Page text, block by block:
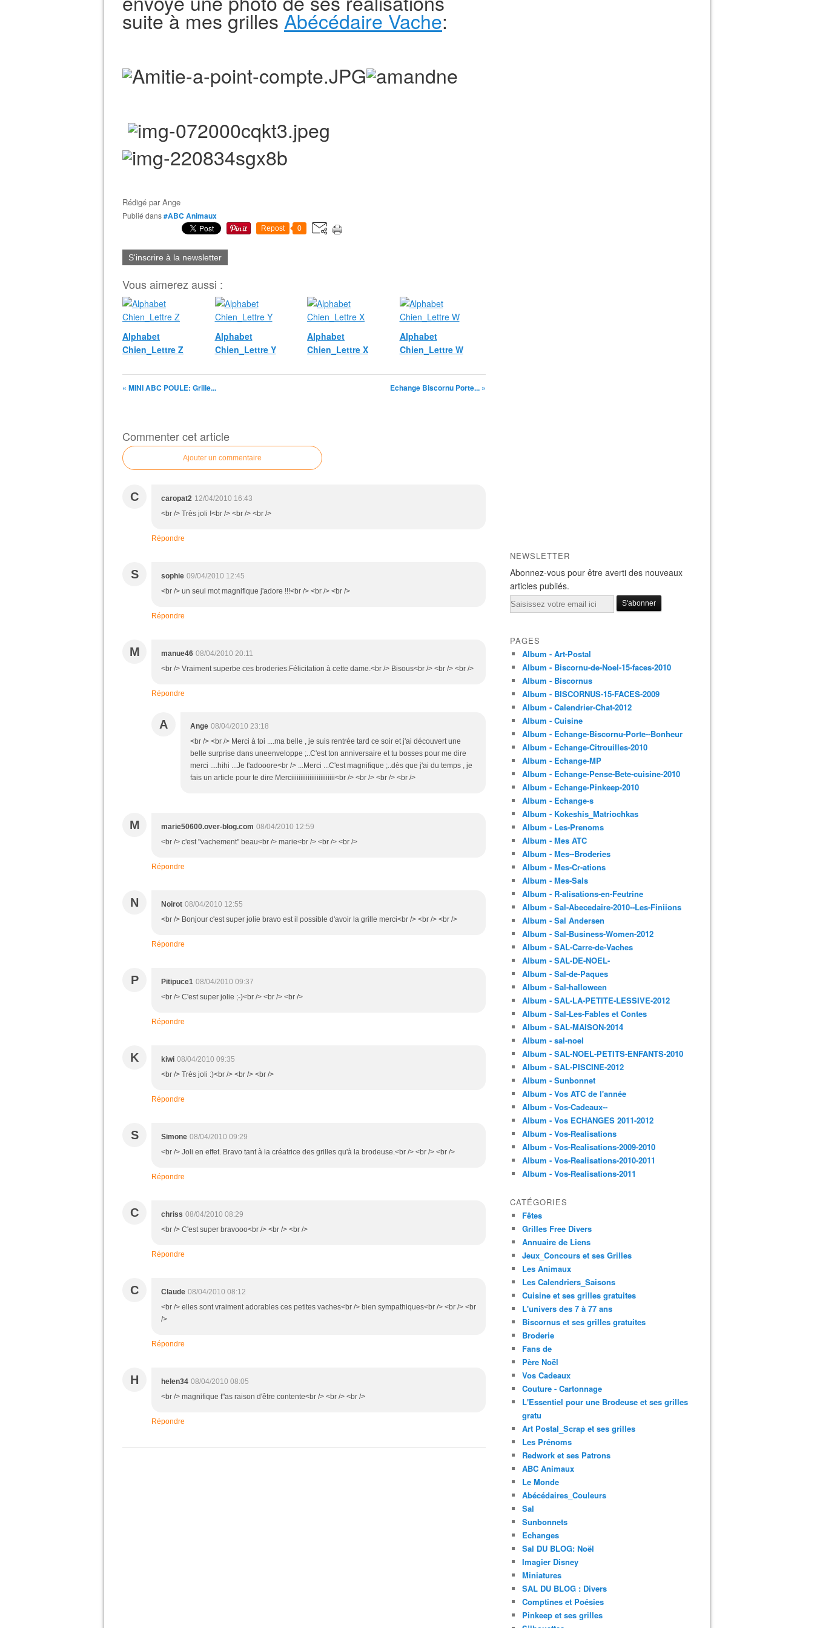
suite à mes grilles Abécédaire Vache:
Rédigé parAnge
Publié dans#ABC Animaux
Repost 0
S'inscrire à la newsletter
Vous aimerez aussi :
Alphabet
Chien_Lettre Z
Alphabet
Chien_Lettre Y
Alphabet
Chien_Lettre X
Alphabet
Chien_Lettre W
« MINI ABC POULE: Grille... Echange Biscornu Porte... »
Commenter cet article
Ajouter un commentaire
C caropat2 12/04/2010 16:43
<br /> Très joli !<br /> <br /> <br />
Répondre
S sophie 09/04/2010 12:45
<br /> un seul mot magnifique j'adore !!!<br /> <br /> <br />
Répondre
M manue46 08/04/2010 20:11
<br /> Vraiment superbe ces broderies.Félicitation à cette dame.<br /> Bisous<br /> <br /> <br />
Répondre
A Ange 08/04/2010 23:18
<br /> <br /> Merci à toi ....ma belle , je suis rentrée tard ce soir et j'ai découvert une
belle surprise dans uneenveloppe ;..C'est ton anniversaire et tu bosses pour me dire
merci ....hihi ...Je t'adooore<br /> ...Merci ...C'est magnifique ;..dès que j'ai du temps , je
fais un article pour te dire Merciiiiiiiiiiiiiiiiiiiiiiii<br /> <br /> <br /> <br />
M marie50600.over-blog.com 08/04/2010 12:59
<br /> c'est "vachement" beau<br /> marie<br /> <br /> <br />
Répondre
N Noirot 08/04/2010 12:55
<br /> Bonjour c'est super jolie bravo est il possible d'avoir la grille merci<br /> <br /> <br />
Répondre
P Pitipuce1 08/04/2010 09:37
<br /> C'est super jolie ;-)<br /> <br /> <br />
Répondre
K kiwi 08/04/2010 09:35
<br /> Très joli :)<br /> <br /> <br />
Répondre
S Simone 08/04/2010 09:29
<br /> Joli en effet. Bravo tant à la créatrice des grilles qu'à la brodeuse.<br /> <br /> <br />
Répondre
C chriss 08/04/2010 08:29
<br /> C'est super bravooo<br /> <br /> <br />
Répondre
C Claude 08/04/2010 08:12
<br /> elles sont vraiment adorables ces petites vaches<br /> bien sympathiques<br /> <br /> <br
/>
Répondre
H helen34 08/04/2010 08:05
<br /> magnifique t"as raison d'être contente<br /> <br /> <br />
Répondre
NEWSLETTER
Abonnez-vous pour être averti des nouveaux
articles publiés.
Email
PAGES
Album - Art-Postal
Album - Biscornu-de-Noel-15-faces-2010
Album - Biscornus
Album - BISCORNUS-15-FACES-2009
Album - Calendrier-Chat-2012
Album - Cuisine
Album - Echange-Biscornu-Porte--Bonheur
Album - Echange-Citrouilles-2010
Album - Echange-MP
Album - Echange-Pense-Bete-cuisine-2010
Album - Echange-Pinkeep-2010
Album - Echange-s
Album - Kokeshis_Matriochkas
Album - Les-Prenoms
Album - Mes ATC
Album - Mes--Broderies
Album - Mes-Cr-ations
Album - Mes-Sals
Album - R-alisations-en-Feutrine
Album - Sal-Abecedaire-2010--Les-Finiions
Album - Sal Andersen
Album - Sal-Business-Women-2012
Album - SAL-Carre-de-Vaches
Album - SAL-DE-NOEL-
Album - Sal-de-Paques
Album - Sal-halloween
Album - SAL-LA-PETITE-LESSIVE-2012
Album - Sal-Les-Fables et Contes
Album - SAL-MAISON-2014
Album - sal-noel
Album - SAL-NOEL-PETITS-ENFANTS-2010
Album - SAL-PISCINE-2012
Album - Sunbonnet
Album - Vos ATC de l'année
Album - Vos-Cadeaux--
Album - Vos ECHANGES 2011-2012
Album - Vos-Realisations
Album - Vos-Realisations-2009-2010
Album - Vos-Realisations-2010-2011
Album - Vos-Realisations-2011
CATÉGORIES
Fêtes
Grilles Free Divers
Annuaire de Liens
Jeux_Concours et ses Grilles
Les Animaux
Les Calendriers_Saisons
Cuisine et ses grilles gratuites
L'univers des 7 à 77 ans
Biscornus et ses grilles gratuites
Broderie
Fans de
Père Noël
Vos Cadeaux
Couture - Cartonnage
L'Essentiel pour une Brodeuse et ses grilles
gratu
Art Postal_Scrap et ses grilles
Les Prénoms
Redwork et ses Patrons
ABC Animaux
Le Monde
Abécédaires_Couleurs
Sal
Sunbonnets
Echanges
Sal DU BLOG: Noël
Imagier Disney
Miniatures
SAL DU BLOG : Divers
Comptines et Poésies
Pinkeep et ses grilles